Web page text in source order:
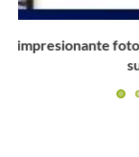
Yuliana